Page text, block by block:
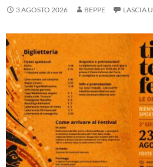
3 AGOSTO 2026 BEPPE LASCIA